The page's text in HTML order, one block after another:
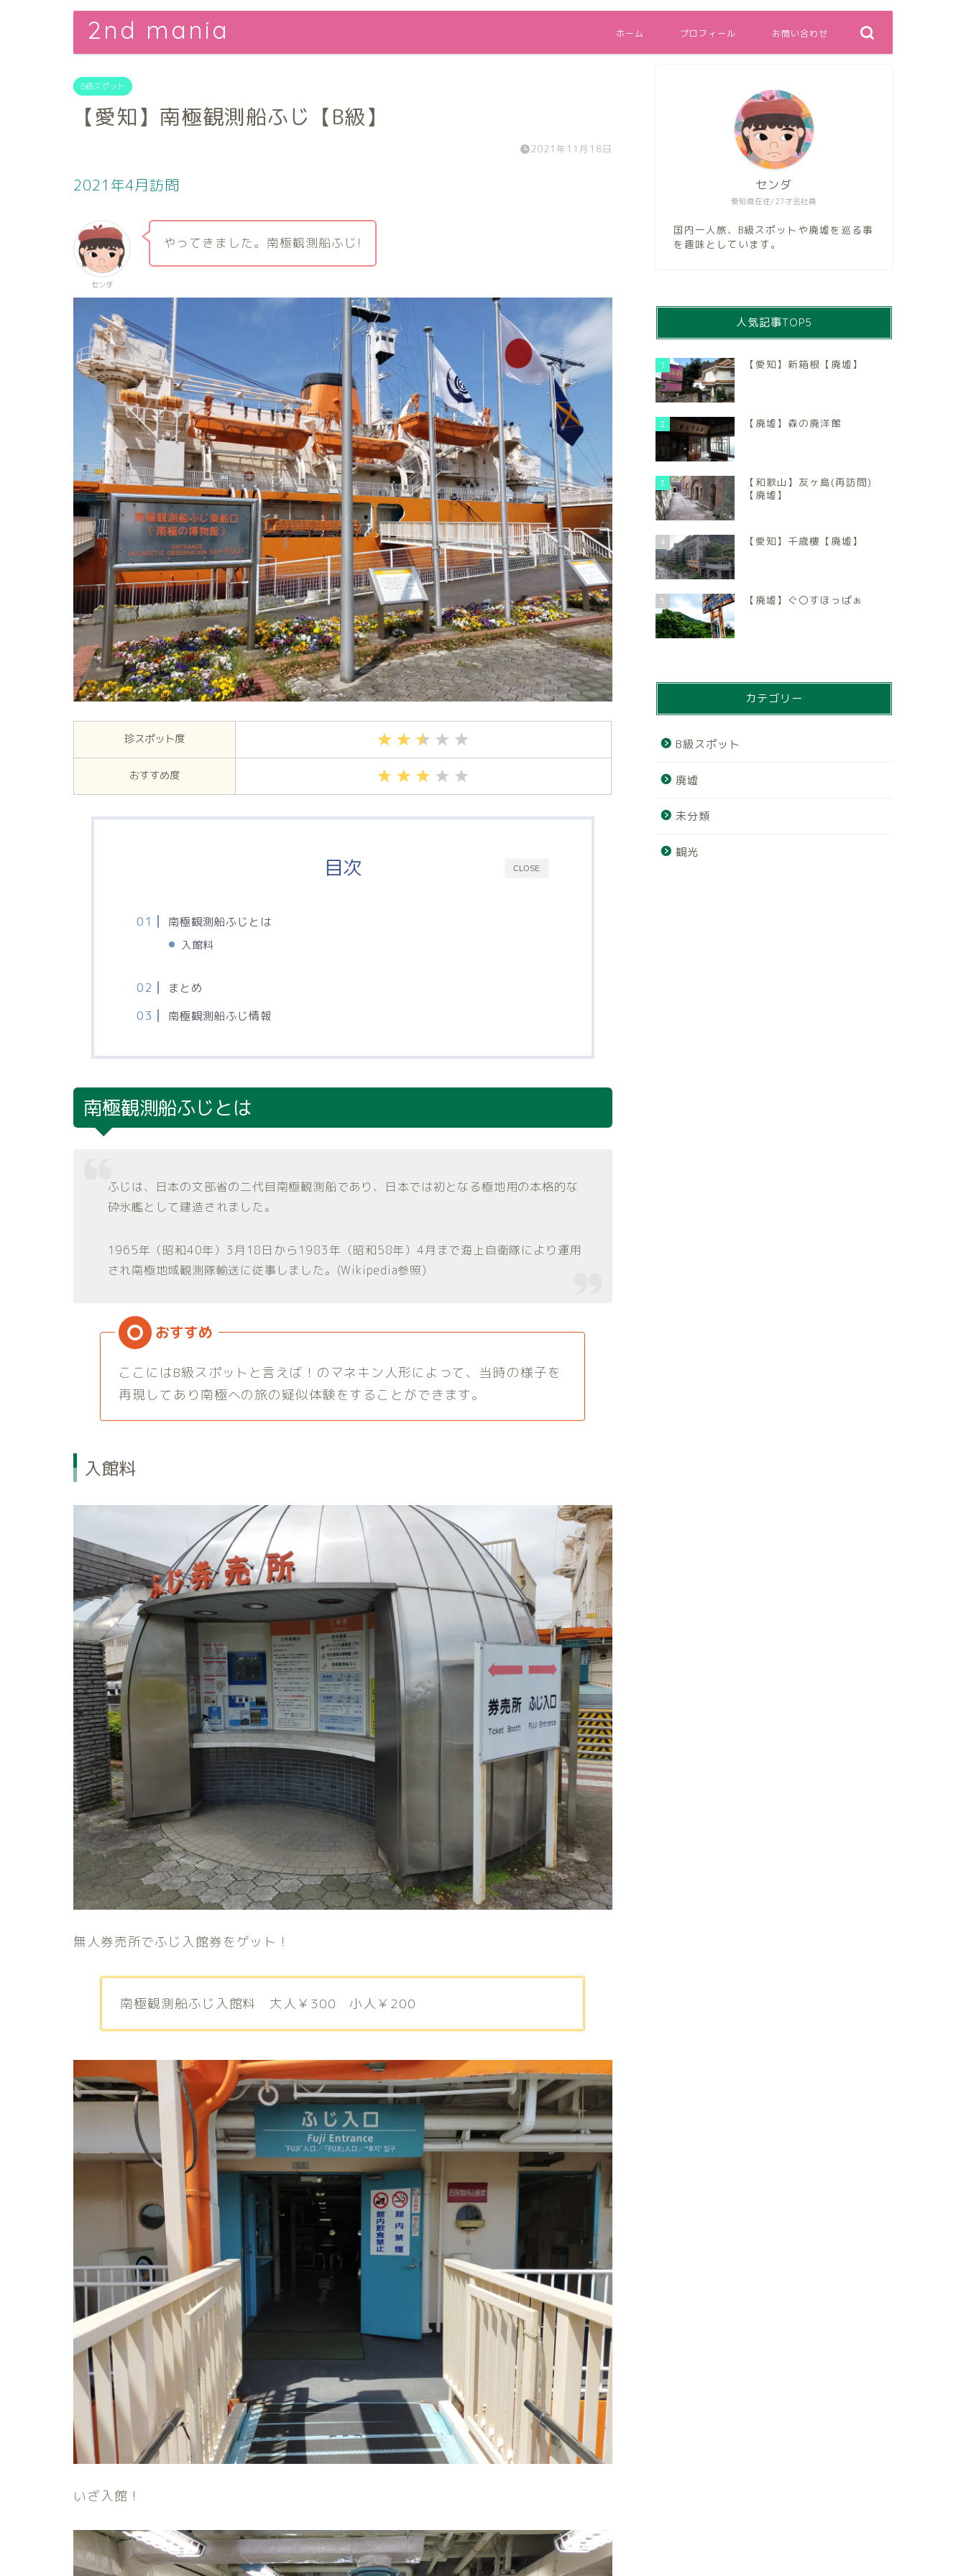
2nd mania ホーム プロフィール お問い合わせ
B級スポット
【愛知】南極観測船ふじ【B級】
2021年11月18日
2021年4月訪問
センダ
やってきました。南極観測船ふじ!
珍スポット度
おすすめ度
CLOSE
目次
南極観測船ふじとは
入館料
まとめ
南極観測船ふじ情報
南極観測船ふじとは
ふじは、日本の文部省の二代目南極観測船であり、日本では初となる極地用の本格的な
砕氷艦として建造されました。
1965年（昭和40年）3月18日から1983年（昭和58年）4月まで海上自衛隊により運用
され南極地域観測隊輸送に従事しました。(Wikipedia参照)
ここにはB級スポットと言えば！のマネキン人形によって、当時の様子を
再現してあり南極への旅の疑似体験をすることができます。
入館料
無人券売所でふじ入館券をゲット！
南極観測船ふじ入館料 大人￥300 小人￥200
いざ入館！
愛知県在住/27才会社員
センダ
国内一人旅、B級スポットや廃墟を巡る事
を趣味としています。
人気記事TOP5
1 【愛知】新箱根【廃墟】
2 【廃墟】森の廃洋館
3
【和歌山】友ヶ島(再訪問)
【廃墟】
4 【愛知】千歳樓【廃墟】
5 【廃墟】ぐ〇すほっぱぁ
カテゴリー
B級スポット
廃墟
未分類
観光